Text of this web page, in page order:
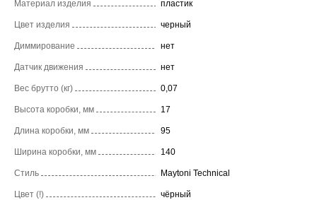
Материал изделия пластик
Цвет изделия черный
Диммирование нет
Датчик движения нет
Вес брутто (кг) 0,07
Высота коробки, мм 17
Длина коробки, мм 95
Ширина коробки, мм 140
Стиль Maytoni Technical
Цвет (!) чёрный